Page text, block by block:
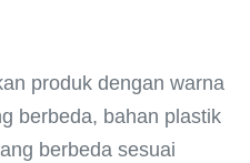
produk dengan warna
berbeda, bahan plastik
berbeda sesuai